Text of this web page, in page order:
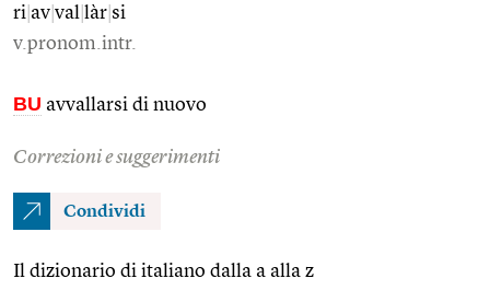
ri av val làr si
v.pronom.intr.
BU avvallarsi di nuovo
Correzioni e suggerimenti
Condividi
Il dizionario di italiano dalla a alla z